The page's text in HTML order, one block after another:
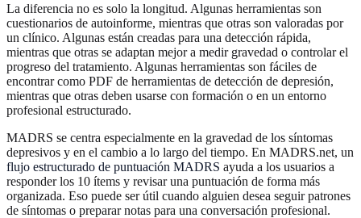
La diferencia no es solo la longitud. Algunas herramientas son
cuestionarios de autoinforme, mientras que otras son valoradas por
un clínico. Algunas están creadas para una detección rápida,
mientras que otras se adaptan mejor a medir gravedad o controlar el
progreso del tratamiento. Algunas herramientas son fáciles de
encontrar como PDF de herramientas de detección de depresión,
mientras que otras deben usarse con formación o en un entorno
profesional estructurado.
MADRS se centra especialmente en la gravedad de los síntomas
depresivos y en el cambio a lo largo del tiempo. En MADRS.net, un
flujo estructurado de puntuación MADRS ayuda a los usuarios a
responder los 10 ítems y revisar una puntuación de forma más
organizada. Eso puede ser útil cuando alguien desea seguir patrones
de síntomas o preparar notas para una conversación profesional.